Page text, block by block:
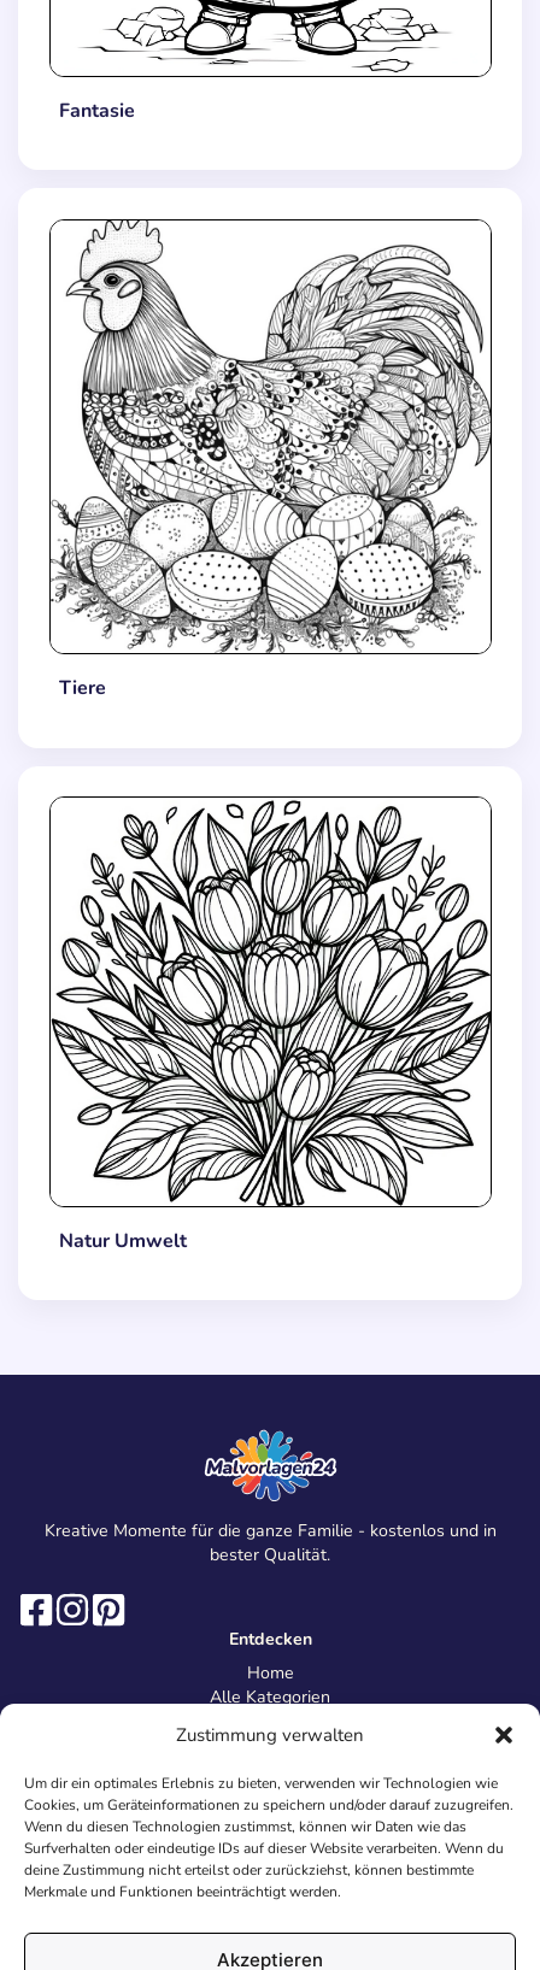
Zustimmung verwalten
Um dir ein optimales Erlebnis zu bieten, verwenden wir Technologien wie
Cookies, um Geräteinformationen zu speichern und/oder darauf zuzugreifen.
Wenn du diesen Technologien zustimmst, können wir Daten wie das
Surfverhalten oder eindeutige IDs auf dieser Website verarbeiten. Wenn du
deine Zustimmung nicht erteilst oder zurückziehst, können bestimmte
Merkmale und Funktionen beeinträchtigt werden.
Akzeptieren
Fantasie
Tiere
Natur Umwelt
Kreative Momente für die ganze Familie - kostenlos und in
bester Qualität.
Entdecken
Home
Alle Kategorien
Information
Über uns
Kontakt
Inhaltsrichtlinien
Recht & Datenschutz
Impressum
AGB
Cookies